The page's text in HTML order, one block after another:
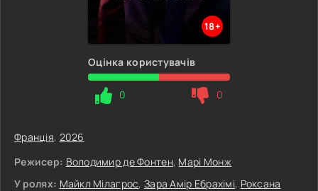
18+
Оцінка користувачів
0 0
Франція, 2026
Режисер: Володимир де Фонтен, Марі Монж
У ролях: Майкл Мілагрос,Зара Амір Ебрахімі, Роксана